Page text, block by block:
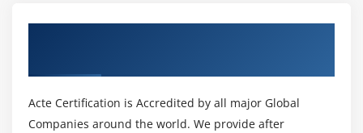
Acte Certification is Accredited by all major Global
Companies around the world. We provide after